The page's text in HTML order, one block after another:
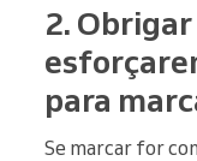
2.
para
Se marcar for